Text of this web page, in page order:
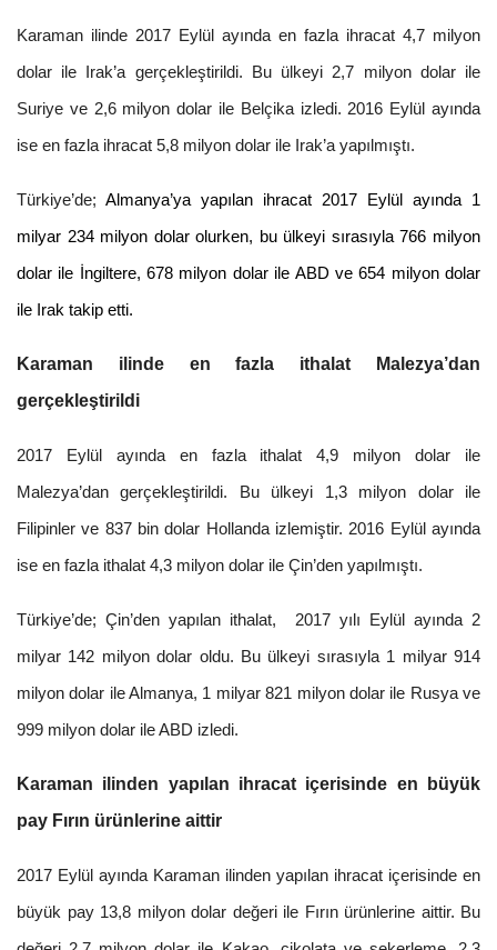
Karaman ilinde 2017 Eylül ayında en fazla ihracat 4,7 milyon
dolar ile Irak’a gerçekleştirildi. Bu ülkeyi 2,7 milyon dolar ile
Suriye ve 2,6 milyon dolar ile Belçika izledi. 2016 Eylül ayında
ise en fazla ihracat 5,8 milyon dolar ile Irak’a yapılmıştı.
Türkiye’de; Almanya’ya yapılan ihracat 2017 Eylül ayında 1
milyar 234 milyon dolar olurken, bu ülkeyi sırasıyla 766 milyon
dolar ile İngiltere, 678 milyon dolar ile ABD ve 654 milyon dolar
ile Irak takip etti.
Karaman ilinde en fazla ithalat Malezya’dan
gerçekleştirildi
2017 Eylül ayında en fazla ithalat 4,9 milyon dolar ile
Malezya’dan gerçekleştirildi. Bu ülkeyi 1,3 milyon dolar ile
Filipinler ve 837 bin dolar Hollanda izlemiştir. 2016 Eylül ayında
ise en fazla ithalat 4,3 milyon dolar ile Çin’den yapılmıştı.
Türkiye’de; Çin’den yapılan ithalat, 2017 yılı Eylül ayında 2
milyar 142 milyon dolar oldu. Bu ülkeyi sırasıyla 1 milyar 914
milyon dolar ile Almanya, 1 milyar 821 milyon dolar ile Rusya ve
999 milyon dolar ile ABD izledi.
Karaman ilinden yapılan ihracat içerisinde en büyük
pay Fırın ürünlerine aittir
2017 Eylül ayında Karaman ilinden yapılan ihracat içerisinde en
büyük pay 13,8 milyon dolar değeri ile Fırın ürünlerine aittir. Bu